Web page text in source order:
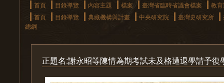
首頁 目錄導覽 內容主題 檔案 臺灣省臨時省議會檔案
教
首頁
目錄導覽 典藏機構與計畫 中央研究院 臺灣史研究所
總綱
正題名:謝永昭等陳情為期考試未及格遭退學請予復